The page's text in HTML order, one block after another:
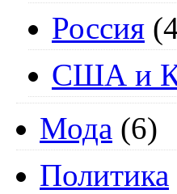
Россия
США и
Мода (6)
Политика